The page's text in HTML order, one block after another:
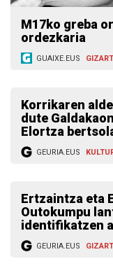
M17ko greba
ordezkaria
GUAIXE.EUS
Korrikaren
dute
Elortza
GEURIA.EUS
Ertzaintza eta
Outokumpu
identifikatzen
GEURIA.EUS